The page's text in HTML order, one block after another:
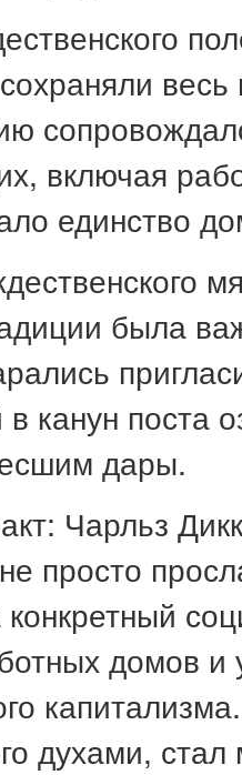
весь
включая
единство
была
канун поста
дары.
Чарльз
просто
домов и
духами,